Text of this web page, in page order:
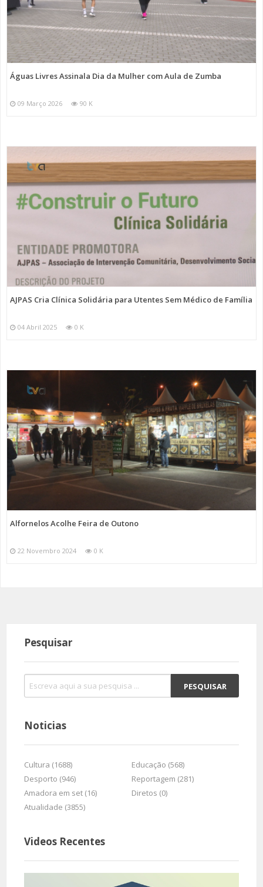
Águas Livres Assinala Dia da Mulher com Aula de Zumba
09 Março 2026 90 K
AJPAS Cria Clínica Solidária para Utentes Sem Médico de Família
04 Abril 2025 0 K
Alfornelos Acolhe Feira de Outono
22 Novembro 2024 0 K
Pesquisar
Noticias
Cultura (1688)
Educação (568)
Desporto (946)
Reportagem (281)
Amadora em set (16)
Diretos (0)
Atualidade (3855)
Videos Recentes